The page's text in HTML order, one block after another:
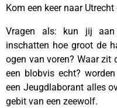
Kom een keer naar
Vragen als: kun jij
inschatten hoe groot de
ogen van voren? Waar zit
een blobvis echt?
een Jeugdlaborant alles
gebit van een zeewolf.